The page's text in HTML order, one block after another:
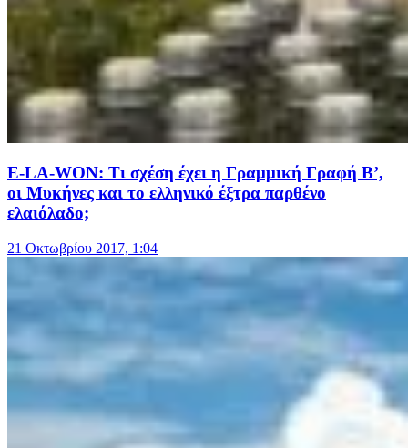
E-LA-WON: Τι σχέση έχει η Γραμμική Γραφή Β’,
οι Μυκήνες και το ελληνικό έξτρα παρθένο
ελαιόλαδο;
21 Οκτωβρίου 2017, 1:04